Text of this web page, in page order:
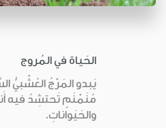
الحَياة في المُروج
يَبدو المَرْجُ العُشْبيُّ
مُنَمْنَمٍ تَحتشِدُ فيه
والحَيَواناتِ.